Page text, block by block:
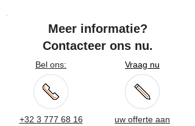
Meer informatie?
Contacteer ons nu.
Bel ons:
+32 3 777 68 16
Vraag nu
uw offerte aan